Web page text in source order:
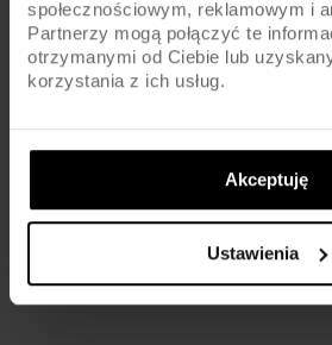
społecznościowym, reklamowym i
Partnerzy mogą połączyć te
otrzymanymi od Ciebie lub
korzystania z ich usług.
Akceptuję
Ustawienia
Jeśli rozważasz zakup roweru składanego
chwilę na analizę swoich potrzeb i
pozwoli uniknąć rozczarowań i wybrać